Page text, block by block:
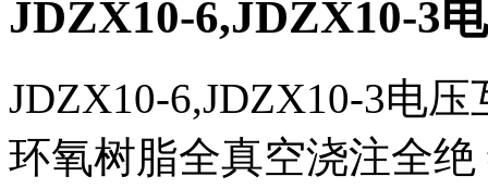
JDZX10-6,JDZX10-3
JDZX10-6,JDZX10-3电
环氧树脂全真空浇注全